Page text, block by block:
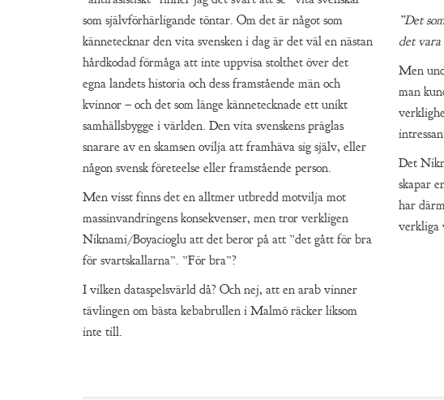
som självförhärligande töntar. Om det är något som
kännetecknar den vita svensken i dag är det väl en nästan
hårdkodad förmåga att inte uppvisa stolthet över det
egna landets historia och dess framstående män och
kvinnor – och det som länge kännetecknade ett unikt
samhällsbygge i världen. Den vita svenskens präglas
snarare av en skamsen ovilja att framhäva sig själv, eller
någon svensk företeelse eller framstående person.
Men visst finns det en alltmer utbredd motvilja mot
massinvandringens konsekvenser, men tror verkligen
Niknami/Boyacioglu att det beror på att ”det gått för bra
för svartskallarna”. ”För bra”?
I vilken dataspelsvärld då? Och nej, att en arab vinner
tävlingen om bästa kebabrullen i Malmö räcker liksom
inte till.
”Det
det
Men
man
Det
skapar
har
verkliga